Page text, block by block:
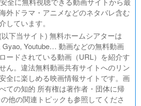
め
るとかは、どーでもよくて～
LIVE FILM 言霊の幸わう夏
2023
外ドラマ・アニメなどのネタバレ含む
しています。
下当サイト) 無料ホームシアターは
Gyao, Youtube… 動画などの無料動画
ードされている動画（URL）を紹介す
ん。違法無料動画共有サイトへのリン
全に楽しめる映画情報サイトです。画
ての知的 所有権は著作者・団体に帰
他の関連トピックも参照してくださ